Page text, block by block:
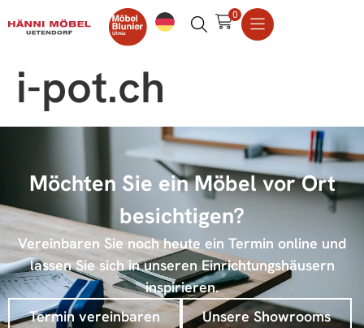
0
i-pot.ch
Möchten Sie ein Möbel vor Ort
besichtigen?
Vereinbaren Sie noch heute ein Termin online und
lassen Sie sich in unseren Einrichtungshäusern
inspirieren.
Termin vereinbaren
Unsere Showrooms